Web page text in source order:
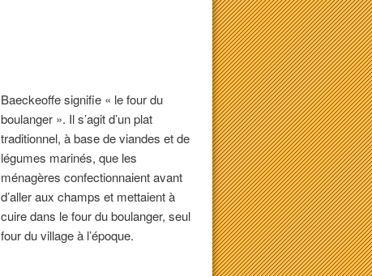
Baeckeoffe signifie « le four du
boulanger ». Il s’agit d’un plat
traditionnel, à base de viandes et de
légumes marinés, que les
ménagères confectionnaient avant
d’aller aux champs et mettaient à
cuire dans le four du boulanger, seul
four du village à l’époque.